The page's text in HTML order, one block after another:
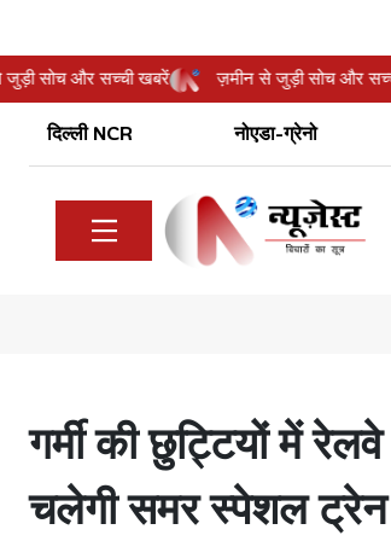
से जुड़ी सोच और सच्ची खबरें ज़मीन से जुड़ी सोच
दिल्ली NCR नोएडा-ग्रेनो
गर्मी की छुट्टियों में
चलेगी समर स्पेशल ट्रेन